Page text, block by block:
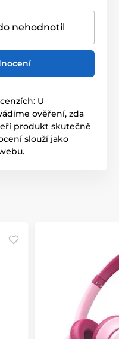
nehodnotil
U
ověření, zda
produkt skutečně
slouží jako